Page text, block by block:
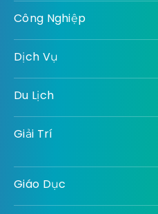
Công Nghiệp
Dịch Vụ
Du Lịch
Giải Trí
Giáo Dục